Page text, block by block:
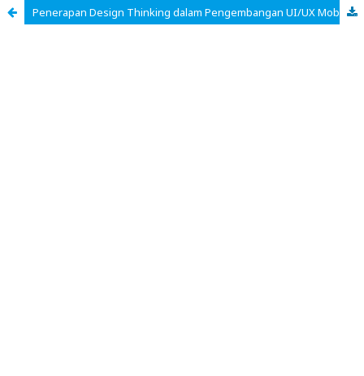
Penerapan Design Thinking dalam Pengembangan UI/UX Mobile untuk Marketplace Fotografi